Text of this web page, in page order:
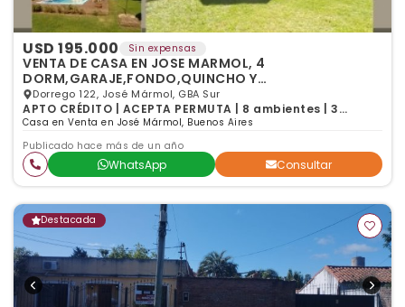
USD 195.000 Sin expensas
VENTA DE CASA EN JOSE MARMOL, 4
DORM,GARAJE,FONDO,QUINCHO Y
PISCINA*OPORTUNIDAD RETASADA*
Dorrego 122, José Mármol, GBA Sur
APTO CRÉDITO | ACEPTA PERMUTA | 8 ambientes | 3
dormitorios | 4 baños
Casa en Venta en José Mármol, Buenos Aires
Publicado hace más de un año
WhatsApp Consultar
Destacada